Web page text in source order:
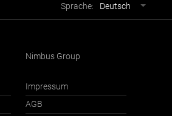
Sprache: Deutsch
Nimbus Group
Impressum
AGB